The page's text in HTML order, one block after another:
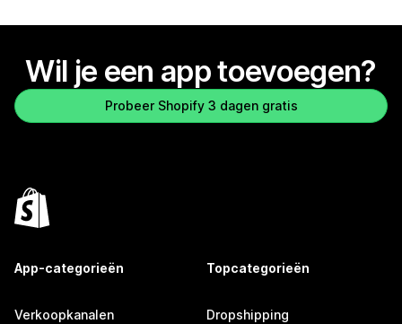
Wil je een app toevoegen?
Probeer Shopify 3 dagen gratis
App-categorieën
Verkoopkanalen
Topcategorieën
Dropshipping